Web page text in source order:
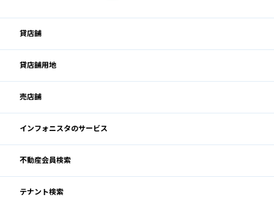
貸店舗
貸店舗用地
売店舗
インフォニスタのサービス
不動産会員検索
テナント検索